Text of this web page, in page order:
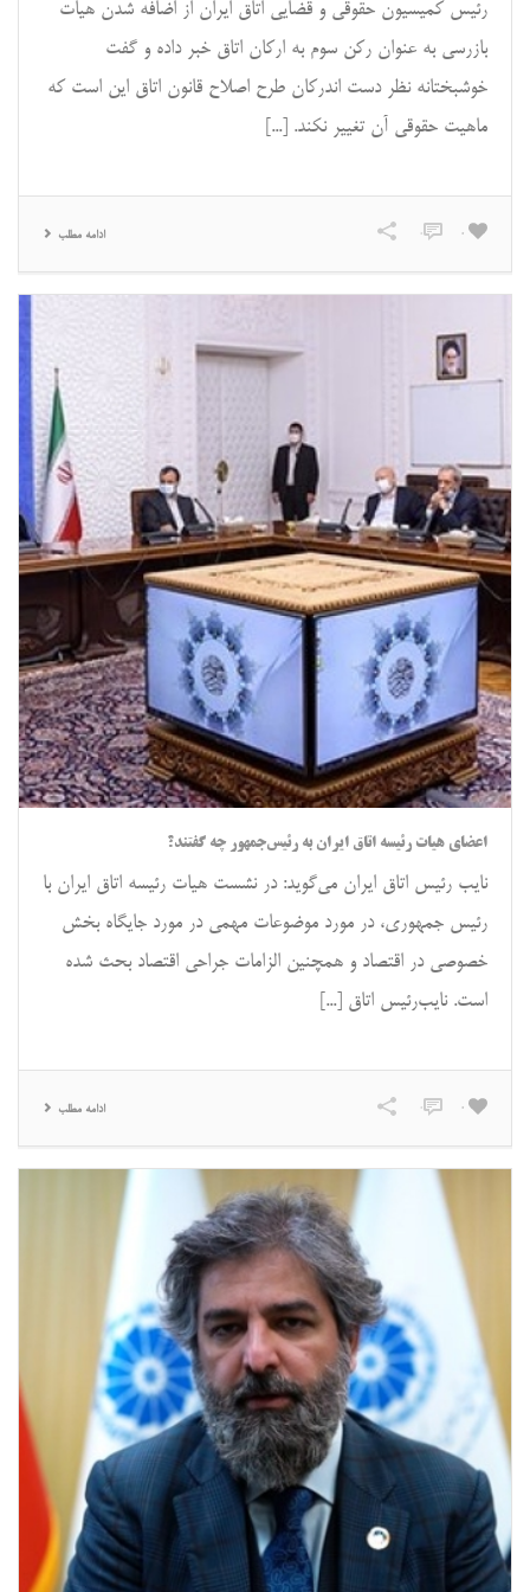
رئیس کمیسیون حقوقی و قضایی اتاق ایران از اضافه شدن هیات
بازرسی به عنوان رکن سوم به ارکان اتاق خبر داده و گفت
خوشبختانه نظر دست اندرکان طرح اصلاح قانون اتاق این است که
ماهیت حقوقی آن تغییر نکند. [...]
ادامه مطلب 0
0
اعضای هیات رئیسه اتاق ایران به رئیس‌جمهور چه گفتند؟
نایب رئیس اتاق ایران می‌گوید: در نشست هیات رئیسه اتاق ایران با
رئیس جمهوری، در مورد موضوعات مهمی در مورد جایگاه بخش
خصوصی در اقتصاد و همچنین الزامات جراحی اقتصاد بحث شده
است. نایب‌رئیس اتاق [...]
ادامه مطلب 0
0